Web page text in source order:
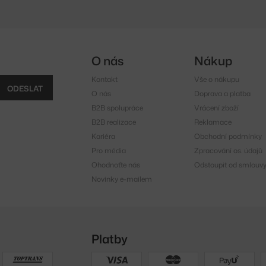
ODESLAT
O nás
Kontakt
O nás
B2B spolupráce
B2B realizace
Kariéra
Pro média
Ohodnoťte nás
Novinky e-mailem
Nákup
Vše o nákupu
Doprava a platba
Vrácení zboží
Reklamace
Obchodní podmínky
Zpracování os. údajů
Odstoupit od smlouvy
Platby